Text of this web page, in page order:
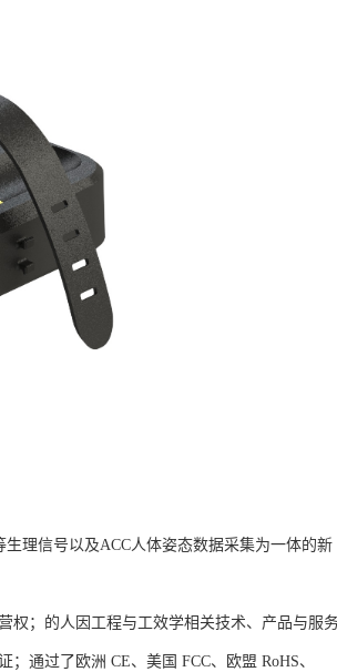
理信号以及ACC人体姿态数据采集为一体的新
权；的人因工程与工效学相关技术、产品与服
通过了欧洲 CE、美国 FCC、欧盟 RoHS、